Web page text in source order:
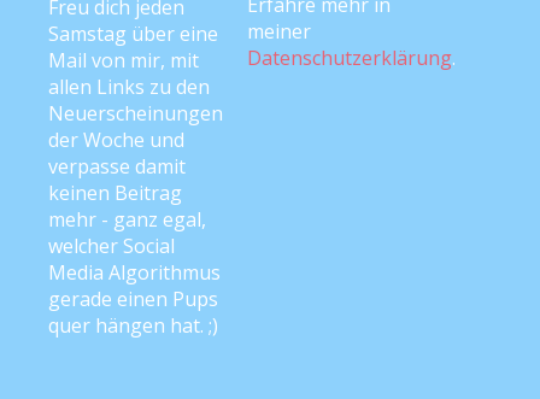
Freu dich jeden
Samstag über eine
Mail von mir, mit
allen Links zu den
Neuerscheinungen
der Woche und
verpasse damit
keinen Beitrag
mehr - ganz egal,
welcher Social
Media Algorithmus
gerade einen Pups
quer hängen hat. ;)
meiner
Datenschutzerklärung.
Archiv
Archiv